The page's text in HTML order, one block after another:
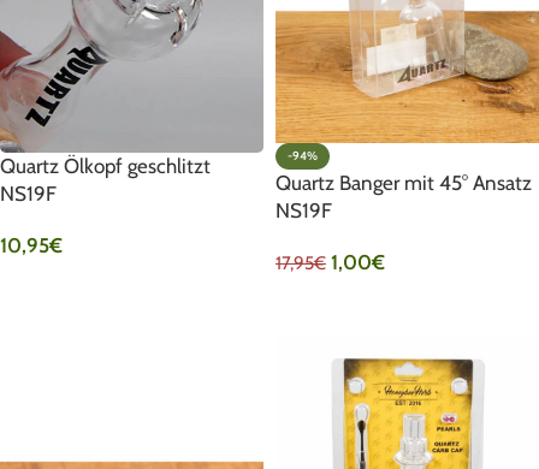
Quartz Ölkopf geschlitzt
NS19F
10,95€
-94%
Quartz Banger mit 45° Ansatz
NS19F
17,95€ 1,00€